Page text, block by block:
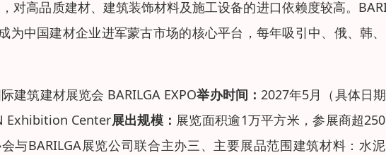
对高品质建材、建筑装饰材料及施工设备的进口依赖度较高。
为中国建材企业进军蒙古市场的核心平台，每年吸引中、俄、韩
建筑建材展览会 BARILGA EXPO举办时间： 2027年5月（具体日
Exhibition Center展出规模： 展览面积逾1万平方米，参展商超
与BARILGA展览公司联合主办三、主要展品范围建筑材料：水